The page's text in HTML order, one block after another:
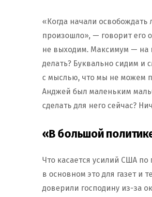
«Когда начали
произошло», — говорит его
не выходим. Максимум — на
делать? Буквально сидим и
с мыслью, что мы не можем
Анджей был маленьким
сделать для него сейчас?
«В большой
Что касается усилий США
в основном это для газет и
доверили господину из-за